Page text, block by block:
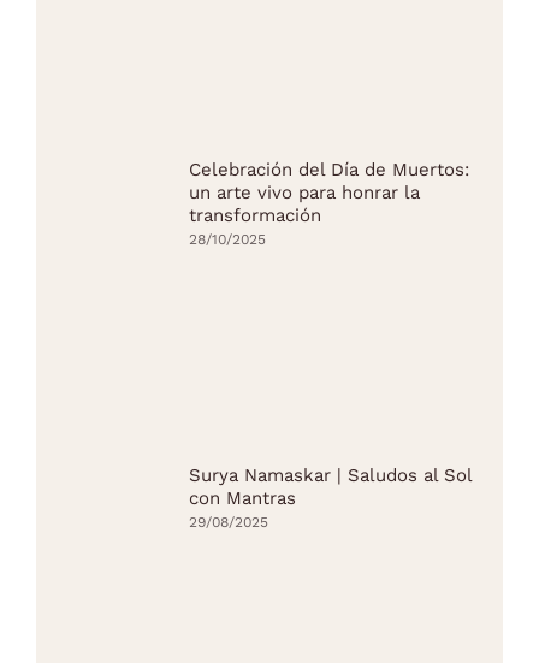
Celebración del Día de Muertos:
un arte vivo para honrar la
transformación
28/10/2025
Surya Namaskar | Saludos al Sol
con Mantras
29/08/2025